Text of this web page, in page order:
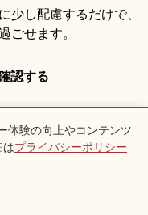
少し配慮するだけで、
ごせます。
認する
地への侵入が問題にな
あるため、撮影できる
切です。
影、長時間のポーズ撮
付近のスポット
体験の向上やコンテンツ
はプライバシーポリシー